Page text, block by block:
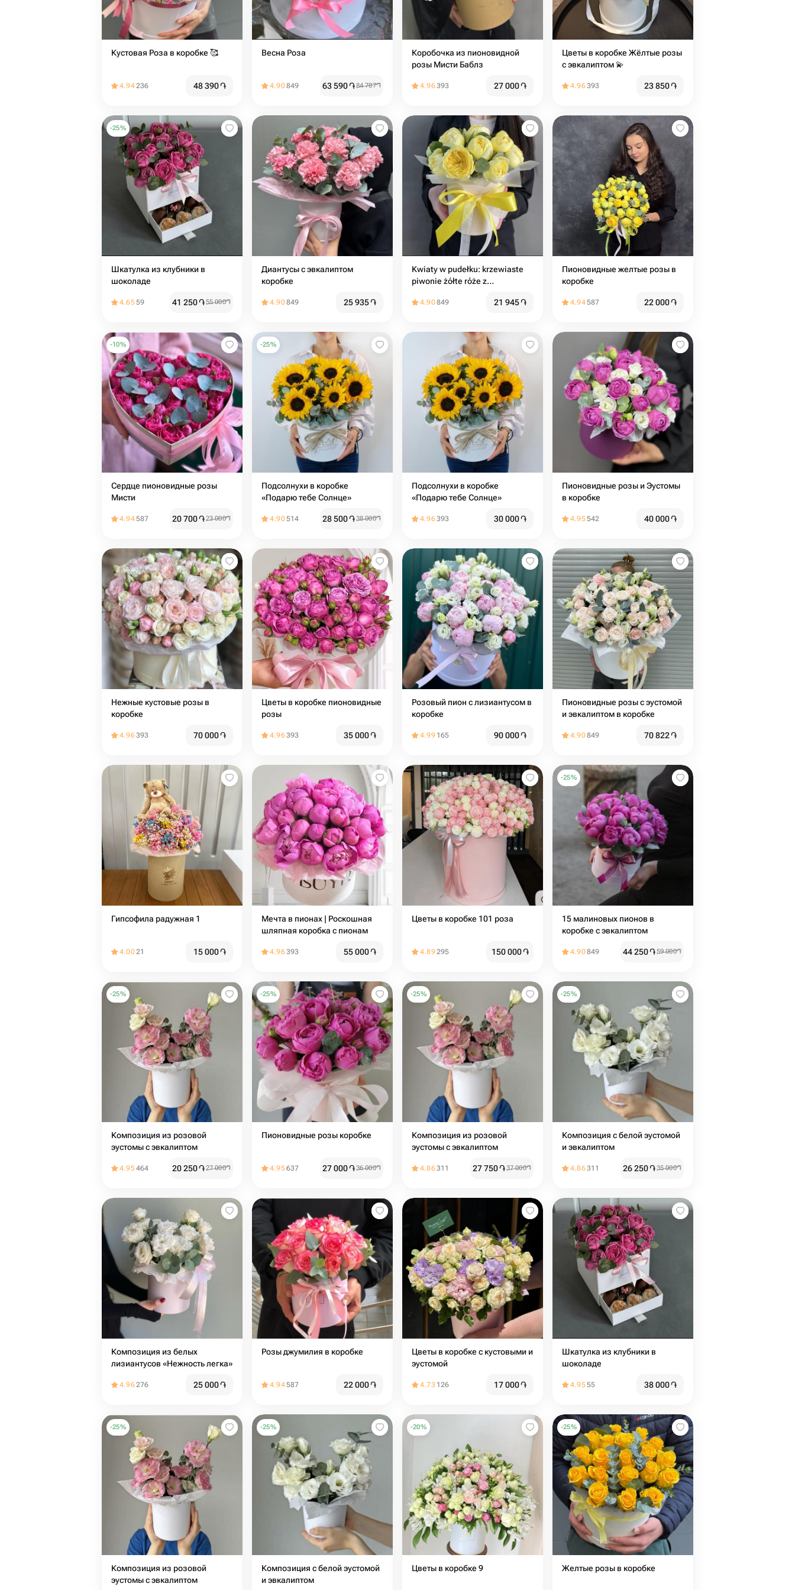
Кустовая Роза в коробке 🥰
4.94236 48 390֏
Весна Роза
4.90849 63 590֏84 787֏
Коробочка из пионовидной
розы Мисти Баблз
4.96393 27 000֏
Цветы в коробке Жёлтые розы
с эвкалиптом 💫
4.96393 23 850֏
-25%
Шкатулка из клубники в
шоколаде
4.6559 41 250֏55 000֏
Диантусы с эвкалиптом
коробке
4.90849 25 935֏
Kwiaty w pudełku: krzewiaste
piwonie żółte róże z
4.90849 21 945֏
Пионовидные желтые розы в
коробке
4.94587 22 000֏
-10%
Сердце пионовидные розы
Мисти
4.94587 20 700֏23 000֏
-25%
Подсолнухи в коробке
«Подарю тебе Солнце»
4.90514 28 500֏38 000֏
Подсолнухи в коробке
«Подарю тебе Солнце»
4.96393 30 000֏
Пионовидные розы и Эустомы
в коробке
4.95542 40 000֏
Нежные кустовые розы в
коробке
4.96393 70 000֏
Цветы в коробке пионовидные
розы
4.96393 35 000֏
Розовый пион с лизиантусом в
коробке
4.99 165 90 000֏
Пионовидные розы с эустомой
и эвкалиптом в коробке
4.90849 70 822֏
Гипсофила радужная 1
4.0021 15 000֏
Мечта в пионах | Роскошная
шляпная коробка с пионам
4.96393 55 000֏
Цветы в коробке 101 роза
4.89295 150 000֏
-25%
15 малиновых пионов в
коробке с эвкалиптом
4.90849 44 250֏59 000֏
-25%
Композиция из розовой
эустомы с эвкалиптом
4.95464 20 250֏27 000֏
-25%
Пионовидные розы коробке
4.95637 27 000֏36 000֏
-25%
Композиция из розовой
эустомы с эвкалиптом
4.86311 27 750֏37 000֏
-25%
Композиция с белой эустомой
и эвкалиптом
4.86311 26 250֏35 000֏
Композиция из белых
лизиантусов «Нежность легка»
4.96276 25 000֏
Розы джумилия в коробке
4.94587 22 000֏
Цветы в коробке с кустовыми и
эустомой
4.73 126 17 000֏
Шкатулка из клубники в
шоколаде
4.9555 38 000֏
-25%
Композиция из розовой
эустомы с эвкалиптом
-25%
Композиция с белой эустомой
и эвкалиптом
-20%
Цветы в коробке 9
-25%
Желтые розы в коробке